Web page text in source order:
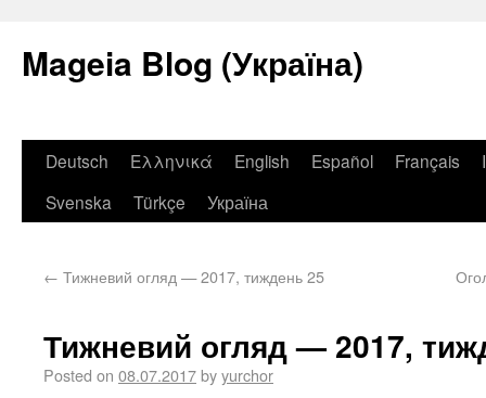
Mageia Blog (Україна)
Deutsch Ελληνικά English Español Français
Svenska
Türkçe Україна
← Тижневий огляд — 2017, тиждень 25
Тижневий огляд — 2017,
Posted on 08.07.2017byyurchor